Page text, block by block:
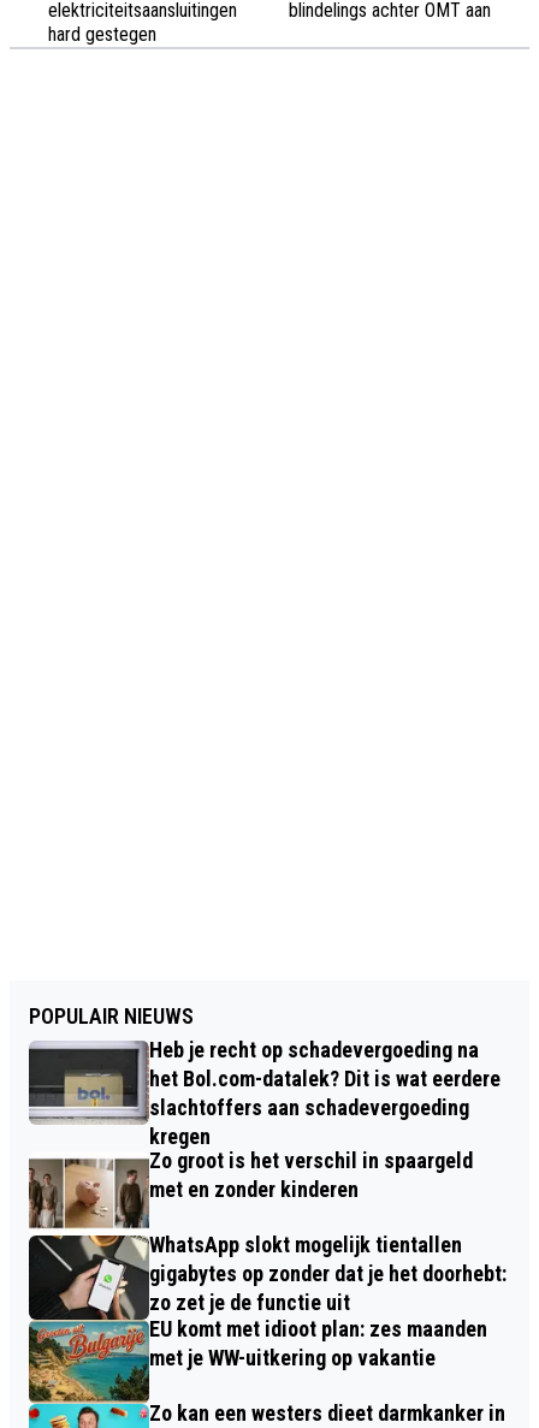
elektriciteitsaansluitingen
hard gestegen
blindelings achter OMT aan
POPULAIR NIEUWS
Heb je recht op schadevergoeding na
het Bol.com-datalek? Dit is wat eerdere
slachtoffers aan schadevergoeding
kregen
Zo groot is het verschil in spaargeld
met en zonder kinderen
WhatsApp slokt mogelijk tientallen
gigabytes op zonder dat je het doorhebt:
zo zet je de functie uit
EU komt met idioot plan: zes maanden
met je WW-uitkering op vakantie
Zo kan een westers dieet darmkanker in